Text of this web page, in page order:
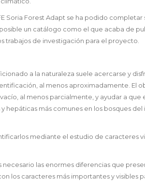
Soria Forest Adapt se ha podido completar
un catálogo como el que acaba de
trabajos de investigación para el proyecto.
a la naturaleza suele acercarse y
al menos aproximadamente. El
al menos parcialmente, y ayudar a que
hepáticas más comunes en los bosques del
mediante el estudio de caracteres
las enormes diferencias que
los caracteres más importantes y visibles